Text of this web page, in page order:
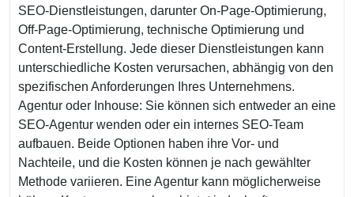
SEO-Dienstleistungen, darunter On-Page-Optimierung,
Off-Page-Optimierung, technische Optimierung und
Content-Erstellung. Jede dieser Dienstleistungen kann
unterschiedliche Kosten verursachen, abhängig von den
spezifischen Anforderungen Ihres Unternehmens.
Agentur oder Inhouse: Sie können sich entweder an eine
SEO-Agentur wenden oder ein internes SEO-Team
aufbauen. Beide Optionen haben ihre Vor- und
Nachteile, und die Kosten können je nach gewählter
Methode variieren. Eine Agentur kann möglicherweise